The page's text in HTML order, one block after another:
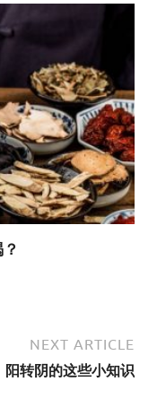
NEXT ARTICLE
阳转阴的这些小知识